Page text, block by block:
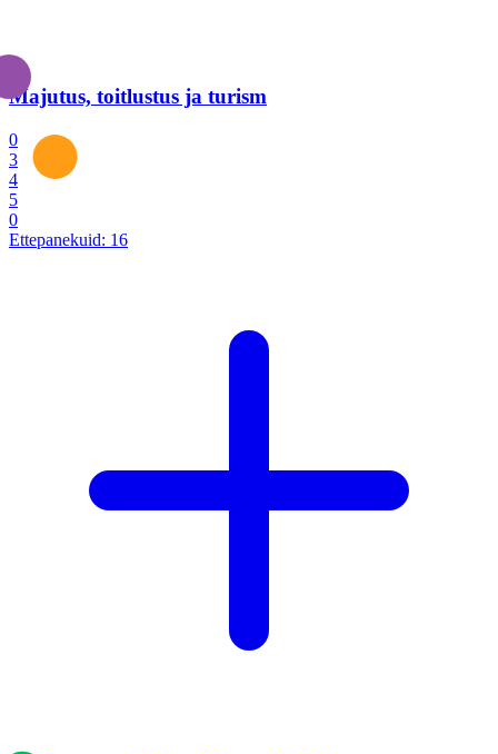
Majutus, toitlustus ja turism
0
3
4
5
0
Ettepanekuid: 16